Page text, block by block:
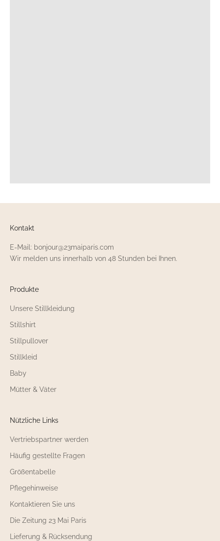
Kontakt
E-Mail: bonjour@23maiparis.com
Wir melden uns innerhalb von 48 Stunden bei Ihnen.
Produkte
Unsere Stillkleidung
Stillshirt
Stillpullover
Stillkleid
Baby
Mütter & Väter
Nützliche Links
Vertriebspartner werden
Häufig gestellte Fragen
Größentabelle
Pflegehinweise
Kontaktieren Sie uns
Die Zeitung 23 Mai Paris
Lieferung & Rücksendung